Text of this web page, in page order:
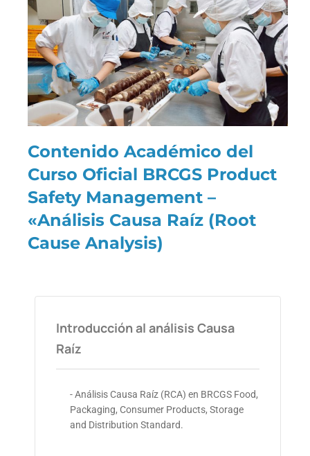
Contenido Académico del
Curso Oficial BRCGS Product
Safety Management –
«Análisis Causa Raíz (Root
Cause Analysis)
Introducción al análisis Causa
Raíz
- Análisis Causa Raíz (RCA) en BRCGS Food,
Packaging, Consumer Products, Storage
and Distribution Standard.